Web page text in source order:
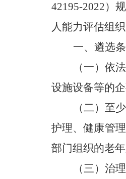
42195-2022）
人能力评估组
一、遴选
（一）依
设施设备等的
（二）至
护理、健康管
部门组织的老
（三）治